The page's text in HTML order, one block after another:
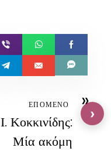
»
ΕΠΟΜΕΝΟ
Ι. Κοκκινίδης:
Μία ακόμη
›